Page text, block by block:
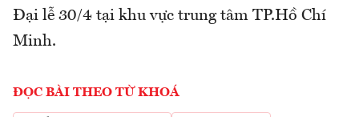
Đại lễ 30/4 tại khu vực trung tâm TP.Hồ Chí
Minh.
ĐỌC BÀI THEO TỪ KHOÁ